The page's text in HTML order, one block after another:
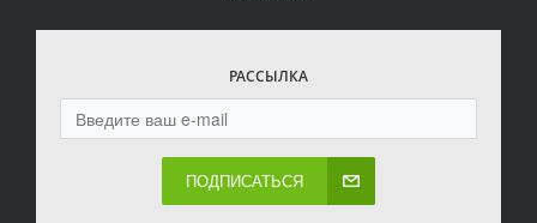
РАССЫЛКА
ПОДПИСАТЬСЯ